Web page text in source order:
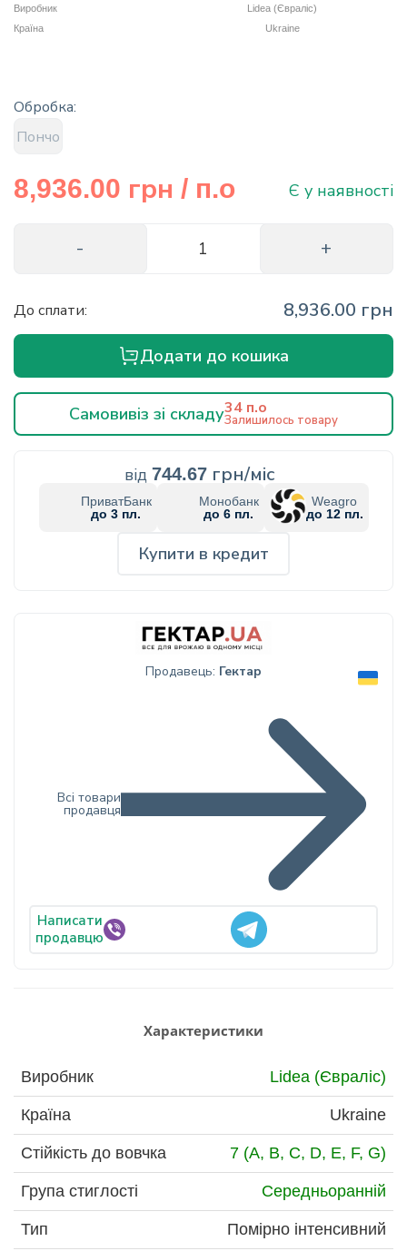
info@hectare.ua
Виробник
Lidea (Євраліс)
Країна
Ukraine
Обробка:
Пончо
8,936.00 грн / п.о Є у наявності
До сплати: 8,936.00 грн
Додати до кошика
Самовивіз зі складу34 п.о
Залишилось товару
від 744.67 грн/міс
ПриватБанк
до 3 пл.
Монобанк
до 6 пл.
Weagro
до 12 пл.
Купити в кредит
Продавець: Гектар
Написати
продавцю
Всі товари
продавця
Характеристики
Виробник Lidea (Євраліс)
Країна Ukraine
Стійкість до вовчка 7 (A, B, C, D, E, F, G)
Група стиглості Середньоранній
Тип Помірно інтенсивний